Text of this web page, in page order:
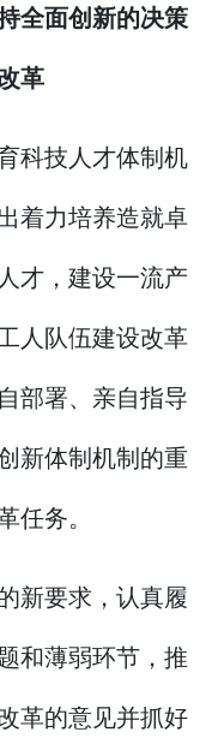
全面创新的决策
革
科技人才体制机
着力培养造就卓
才，建设一流产
人队伍建设改革
部署、亲自指导
新体制机制的重
任务。
新要求，认真履
和薄弱环节，推
革的意见并抓好